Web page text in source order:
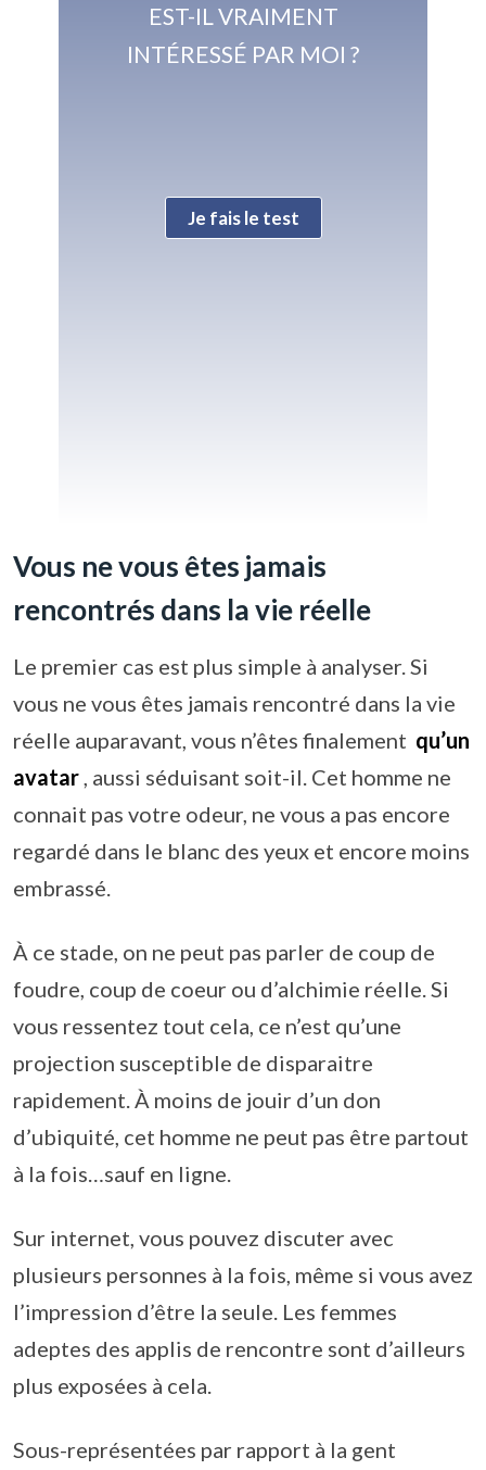
EST-IL VRAIMENT
INTÉRESSÉ PAR MOI ?
Vous ne vous êtes jamais
rencontrés dans la vie réelle
Le premier cas est plus simple à analyser. Si
vous ne vous êtes jamais rencontré dans la vie
réelle auparavant, vous n’êtes finalement qu’un
avatar , aussi séduisant soit-il. Cet homme ne
connait pas votre odeur, ne vous a pas encore
regardé dans le blanc des yeux et encore moins
embrassé.
À ce stade, on ne peut pas parler de coup de
foudre, coup de coeur ou d’alchimie réelle. Si
vous ressentez tout cela, ce n’est qu’une
projection susceptible de disparaitre
rapidement. À moins de jouir d’un don
d’ubiquité, cet homme ne peut pas être partout
à la fois…sauf en ligne.
Sur internet, vous pouvez discuter avec
plusieurs personnes à la fois, même si vous avez
l’impression d’être la seule. Les femmes
adeptes des applis de rencontre sont d’ailleurs
plus exposées à cela.
Sous-représentées par rapport à la gent